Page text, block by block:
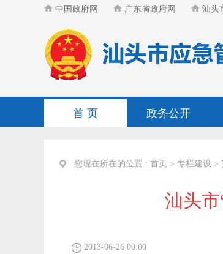
中国政府网 广东省政府网 汕头
首 页 政务公开
您现在所在的位置 : 首页 > 专栏建设 >
汕头
2013-06-26 00:00